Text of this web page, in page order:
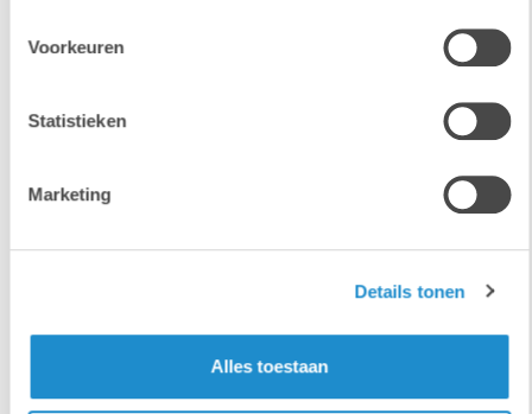
Voorkeuren
Statistieken
Marketing
Details tonen
Alles toestaan
beveiligen.
Effciënter werken in
Adobe-programma's met
de laatste Ai-toepassingen
Gestroomlijnd lettertype-
beheer voor alle je
Het opmaken en updaten
van brochures en catalogi